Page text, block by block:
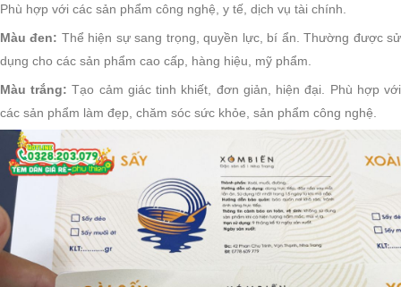
Phù hợp với các sản phẩm công nghệ, y tế, dịch vụ tài chính.
Màu đen: Thể hiện sự sang trọng, quyền lực, bí ẩn. Thường được sử
dụng cho các sản phẩm cao cấp, hàng hiệu, mỹ phẩm.
Màu trắng: Tạo cảm giác tinh khiết, đơn giản, hiện đại. Phù hợp với
các sản phẩm làm đẹp, chăm sóc sức khỏe, sản phẩm công nghệ.